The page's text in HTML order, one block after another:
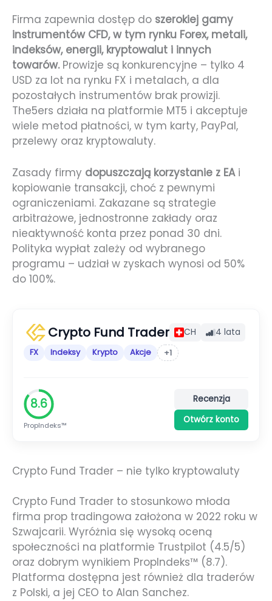
Firma zapewnia dostęp do szerokiej gamy
instrumentów CFD, w tym rynku Forex, metali,
indeksów, energii, kryptowalut i innych
towarów.Prowizje są konkurencyjne – tylko 4
USD za lot na rynku FX i metalach, a dla
pozostałych instrumentów brak prowizji.
The5ers działa na platformie MT5 i akceptuje
wiele metod płatności, w tym karty, PayPal,
przelewy oraz kryptowaluty.
Zasady firmy dopuszczają korzystanie z EAi
kopiowanie transakcji, choć z pewnymi
ograniczeniami. Zakazane są strategie
arbitrażowe, jednostronne zakłady oraz
nieaktywność konta przez ponad 30 dni.
Polityka wypłat zależy od wybranego
programu – udział w zyskach wynosi od 50%
do 100%.
Crypto Fund Trader CH 4 lata
FX Indeksy Krypto Akcje +1
8.6
PropIndeks™
Recenzja
Otwórz konto
Crypto Fund Trader – nie tylko kryptowaluty
Crypto Fund Trader to stosunkowo młoda
firma prop tradingowa założona w 2022 roku w
Szwajcarii. Wyróżnia się wysoką oceną
społeczności na platformie Trustpilot (4.5/5)
oraz dobrym wynikiem PropIndeks™ (8.7).
Platforma dostępna jest również dla traderów
z Polski, a jej CEO to Alan Sanchez.